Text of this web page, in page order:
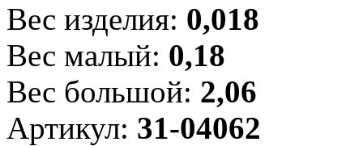
Вес изделия: 0,018
Вес малый: 0,18
Вес большой: 2,06
Артикул: 31-04062